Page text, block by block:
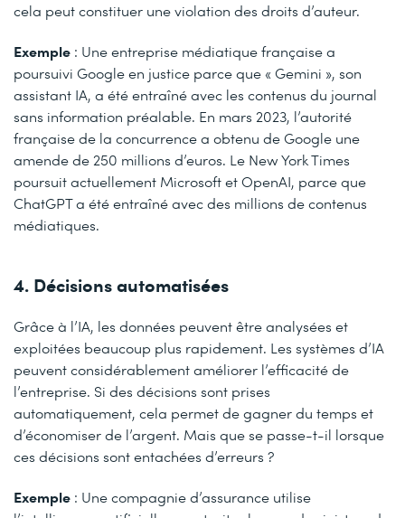
cela peut constituer une violation des droits d’auteur.
Exemple : Une entreprise médiatique française a
poursuivi Google en justice parce que « Gemini », son
assistant IA, a été entraîné avec les contenus du journal
sans information préalable. En mars 2023, l’autorité
française de la concurrence a obtenu de Google une
amende de 250 millions d’euros. Le New York Times
poursuit actuellement Microsoft et OpenAI, parce que
ChatGPT a été entraîné avec des millions de contenus
médiatiques.
4. Décisions automatisées
Grâce à l’IA, les données peuvent être analysées et
exploitées beaucoup plus rapidement. Les systèmes d’IA
peuvent considérablement améliorer l’efficacité de
l’entreprise. Si des décisions sont prises
automatiquement, cela permet de gagner du temps et
d’économiser de l’argent. Mais que se passe-t-il lorsque
ces décisions sont entachées d’erreurs ?
Exemple : Une compagnie d’assurance utilise